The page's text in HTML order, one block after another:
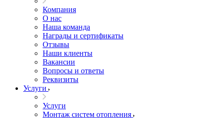
Компания
О нас
Наша команда
Награды и сертификаты
Отзывы
Наши клиенты
Вакансии
Вопросы и ответы
Реквизиты
Услуги
Услуги
Монтаж систем отопления